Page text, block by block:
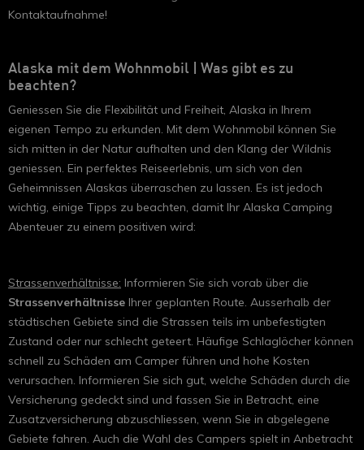
Kontaktaufnahme!
Alaska mit dem Wohnmobil | Was gibt es zu
beachten?
Geniessen Sie die Flexibilität und Freiheit, Alaska in Ihrem
eigenen Tempo zu erkunden. Mit dem Wohnmobil können Sie
sich mitten in der Natur aufhalten und den Klang der Wildnis
geniessen. Ein perfektes Reiseerlebnis, um sich von den
Geheimnissen Alaskas überraschen zu lassen. Es ist jedoch
wichtig, einige Tipps zu beachten, damit Ihr Alaska Camping
Abenteuer zu einem positiven wird:
Strassenverhältnisse: Informieren Sie sich vorab über die
Strassenverhältnisse Ihrer geplanten Route. Ausserhalb der
städtischen Gebiete sind die Strassen teils im unbefestigten
Zustand oder nur schlecht geteert. Häufige Schlaglöcher können
schnell zu Schäden am Camper führen und hohe Kosten
verursachen. Informieren Sie sich gut, welche Schäden durch die
Versicherung gedeckt sind und fassen Sie in Betracht, eine
Zusatzversicherung abzuschliessen, wenn Sie in abgelegene
Gebiete fahren. Auch die Wahl des Campers spielt in Anbetracht